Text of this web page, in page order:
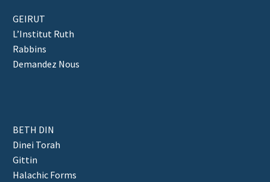
GEIRUT
L’Institut Ruth
Rabbins
Demandez Nous
BETH DIN
Dinei Torah
Gittin
Halachic Forms